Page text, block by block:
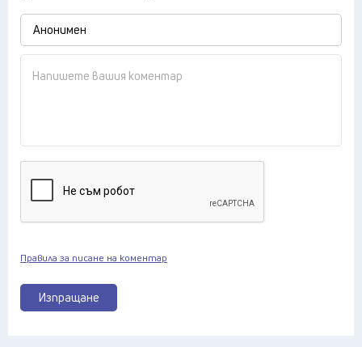
Изпращане
Правила за писане на коментар